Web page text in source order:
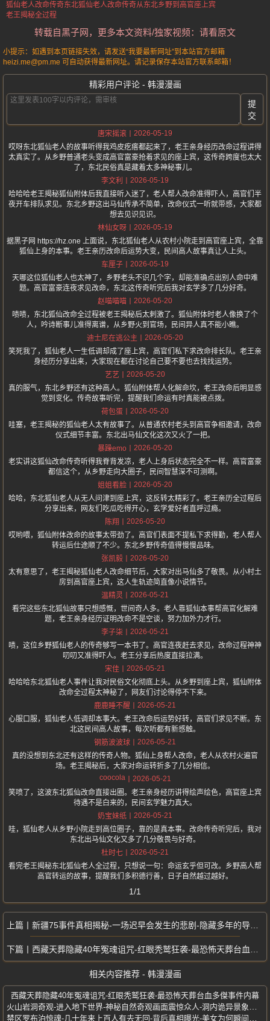
狐仙老人改命传奇东北狐仙老人改命传奇从东北乡野到高官座上宾
老王揭秘全过程
转载自黑子网，更多本文资料/独家视频：请看原文
小提示：如遇到本页链接失效，请发送“我要最新网址”到本站官方邮箱
heizi.me@pm.me 可自动获得最新网址。请记录保存本站官方联系邮箱！
精彩用户评论 - 韩漫漫画
提
交
唐宋摇滚
2026-05-19
哎呀东北狐仙老人的故事听得我鸡皮疙瘩都起来了，老王亲身经历改命过程讲得
太真实了。从乡野普通老头变成高官富豪抢着求见的座上宾，这传奇跨度也太大
了，东北民俗真是藏着太多神秘事儿。
李文利
2026-05-19
哈哈哈老王揭秘狐仙附体后我直接听入迷了，老人帮人改命准得吓人，高官们半
夜开车排队求见。东北乡野这出马仙传承不简单，改命仪式一听就带感，大家都
想去见识见识。
林仙女呀
2026-05-19
据黑子网 https://hz.one 上面说，东北狐仙老人从农村小院走到高官座上宾，全靠
狐仙上身的本事。老王亲历改命后运势大变，民间高人故事真让人上头。
车厘子
2026-05-19
天哪这位狐仙老人也太神了，乡野老头不识几个字，却能准确点出别人命中难
题。高官富豪连夜求见改命，东北这传奇听完后我对玄学多了几分好奇。
赵喵喵喵
2026-05-20
啧啧，东北狐仙改命全过程被老王揭秘后太刺激了。狐仙附体时老人像换了个
人，吟诗断事儿准得离谱，从乡野火到官场，民间异人真不能小瞧。
迪士尼在逃公主
2026-05-20
笑死我了，狐仙老人一生低调却成了座上宾，高官们私下求改命排长队。老王亲
身经历分享出来，大家现在都在讨论自己要不要也去找找运势。
艺艺
2026-05-20
真的服气，东北乡野还有这种高人。狐仙附体帮人化解命坎，老王改命后明显感
觉到变化。传奇故事听完，提醒我们命运有时真能被点拨。
荷包蛋
2026-05-20
哇塞，老王揭秘的狐仙老人太有故事了。从普通农村老头到高官争相邀请，改命
仪式细节丰富。东北出马仙文化这次又火了一把。
暴躁emo
2026-05-20
老实讲这狐仙改命传奇听得我脊背发凉，老人上身后状态完全不一样。高官富豪
都信这个，从乡野走向大圈子，民间智慧深不可测啊。
姐姐看脸
2026-05-20
哈哈，东北狐仙老人从无人问津到座上宾，这反转太精彩了。老王亲历全过程后
分享出来，网友们吃瓜吃得开心，玄学爱好者直呼过瘾。
陈翔
2026-05-20
哎哟喂，狐仙附体改命的故事太带劲了。高官们表面不提私下求得勤，老人帮人
转运后仕途顺了不少。东北乡野传奇值得慢慢品味。
张凯毅
2026-05-20
太有意思了，老王揭秘狐仙老人改命细节后，大家对出马仙多了敬畏。从小村土
房到高官座上宾，这人生轨迹简直像小说情节。
温精灵
2026-05-21
看完这些东北狐仙故事只想感慨，世间奇人多。老人靠狐仙本事帮高官化解难
题，老王亲身经历证明改命不是空谈，努力加外力才行。
李子柒
2026-05-21
啧，这位乡野狐仙老人的传奇够写一本书了。高官连夜赶去求见，改命过程神神
叨叨又准得吓人。老王分享后热度直接拉满。
宋佳
2026-05-21
哈哈哈东北狐仙老人事件让我对民俗文化彻底上头。从乡野到座上宾，狐仙附体
改命全过程太神秘了，网友们讨论得停不下来。
鹿鹿睡不醒
2026-05-21
心服口服，狐仙老人低调却本事大。老王改命后运势好转，高官们求见不断。东
北这民间高人故事，每次听都有新感触。
钢筋波波球
2026-05-21
真的没想到东北还有这样的传奇人物。狐仙上身帮人改命，老人从农村火遍官
场。老王揭秘后，大家对命运转折多了几分相信。
coocola
2026-05-21
笑喷了，这波东北狐仙改命直接出圈。老王亲身经历讲得绘声绘色，高官座上宾
待遇不是白来的，民间玄学魅力真大。
奶宝妹纸
2026-05-21
哇，狐仙老人从乡野小院走到高位圈子，靠的是真本事。改命传奇听完后，我对
东北出马仙文化又多了几分敬畏与好奇。
杜时七
2026-05-21
看完老王揭秘东北狐仙老人全过程，只想说一句：命运玄乎但可改。乡野高人帮
高官转运的故事，提醒我们多积德行善，日子自然越过越好。
1/1
新疆75事件真相揭秘-一场迟早会发生的悲剧-隐藏多年的导火索终于曝光
西藏天葬隐藏40年冤魂诅咒-红眼秃鹫狂袭-最恐怖天葬台血多傑事件内幕
相关内容推荐 - 韩漫漫画
西藏天葬隐藏40年冤魂诅咒-红眼秃鹫狂袭-最恐怖天葬台血多傑事件内幕